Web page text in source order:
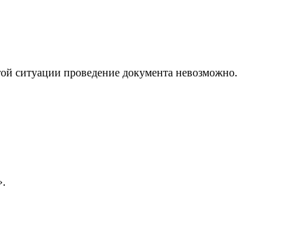
ситуации проведение документа невозможно.